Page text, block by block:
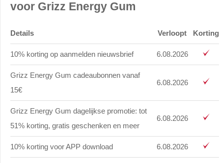
voor Grizz Energy Gum
Details Verloopt Korting
10% korting op aanmelden nieuwsbrief 6.08.2026
Grizz Energy Gum cadeaubonnen vanaf
15€
6.08.2026
Grizz Energy Gum dagelijkse promotie: tot
51% korting, gratis geschenken en meer
6.08.2026
10% korting voor APP download 6.08.2026